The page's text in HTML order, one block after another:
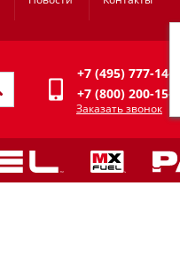
+7 (495) 777-14-94
+7 (800) 200-15-94
Заказать звонок